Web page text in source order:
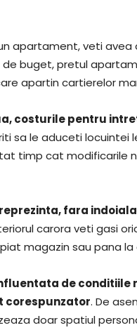
apartament, veti
buget, pretul
apartin cartierelor
costurile pentru
sa le aduceti locuintei
timp cat modificarile
fara
carora veti gasi
magazin sau pana
de conditiile
corespunzator. De
doar spatiul